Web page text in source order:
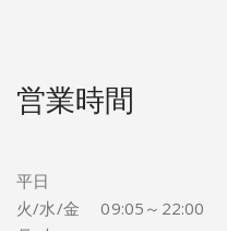
営業時間
平日
火/水/金 09:05～22:00